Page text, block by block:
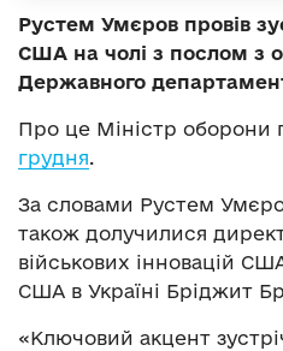
Рустем Умєров провів
США на чолі з послом з
Державного
Про це Міністр оборони
грудня.
За словами Рустем
також долучилися
військових інновацій
США в Україні Бріджит
«Ключовий акцент